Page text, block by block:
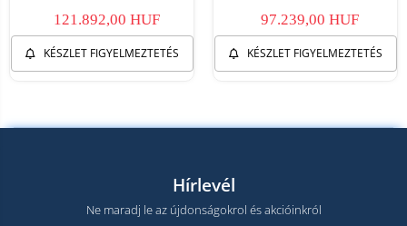
121.892,00 HUF
KÉSZLET FIGYELMEZTETÉS
97.239,00 HUF
KÉSZLET FIGYELMEZTETÉS
Hírlevél
Ne maradj le az újdonságokrol és akcióinkról